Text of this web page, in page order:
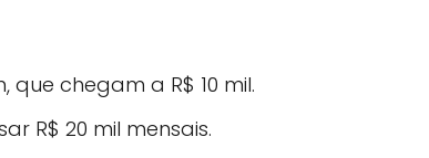
chegam a R$ 10 mil.
R$ 20 mil mensais.